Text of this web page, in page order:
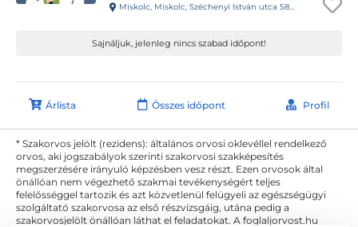
Miskolc, Miskolc, Széchenyi István utca 58. 1/1.
Sajnáljuk, jelenleg nincs szabad időpont!
Árlista Összes időpont Profil
* Szakorvos jelölt (rezidens): általános orvosi oklevéllel rendelkező
orvos, aki jogszabályok szerinti szakorvosi szakképesítés
megszerzésére irányuló képzésben vesz részt. Ezen orvosok által
önállóan nem végezhető szakmai tevékenységért teljes
felelősséggel tartozik és azt közvetlenül felügyeli az egészségügyi
szolgáltató szakorvosa az első részvizsgáig, utána pedig a
szakorvosjelölt önállóan láthat el feladatokat. A foglaljorvost.hu